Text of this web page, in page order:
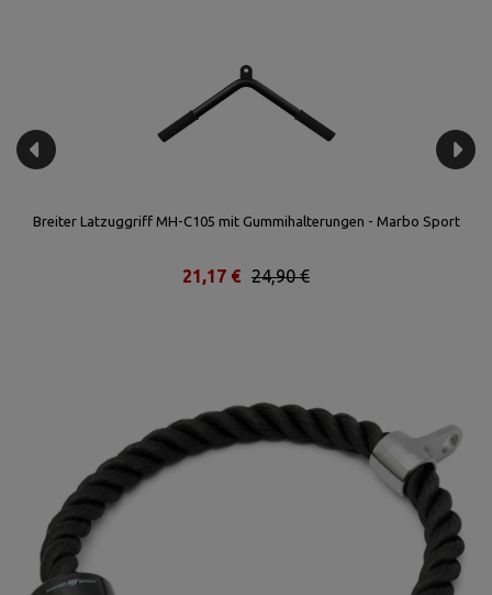
Breiter Latzuggriff MH-C105 mit Gummihalterungen - Marbo Sport
24,90 €
21,17 €